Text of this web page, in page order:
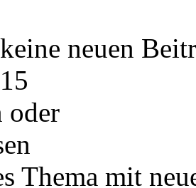
neuen
Thema mit